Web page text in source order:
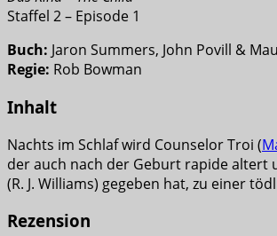
Staffel 2 – Episode 1
Buch: Jaron Summers, John Povill &
Regie: Rob Bowman
Inhalt
Nachts im Schlaf wird Counselor Troi (
der auch nach der Geburt rapide altert
(R. J. Williams) gegeben hat, zu einer
Rezension